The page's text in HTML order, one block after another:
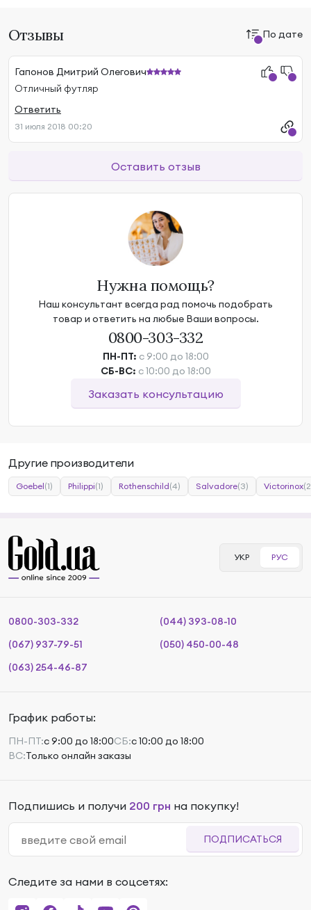
Отзывы По дате
Гапонов Дмитрий Олегович
Отличный футляр
Ответить
31 июля 2018 00:20
Оставить отзыв
Нужна помощь?
Наш консультант всегда рад помочь подобрать
товар и ответить на любые Ваши вопросы.
0800-303-332
ПН-ПТ: с 9:00 до 18:00
СБ-ВС: с 10:00 до 18:00
Заказать консультацию
Другие производители
Goebel(1) Philippi(1) Rothenschild(4) Salvadore(3) Victorinox
УКР РУС
0800-303-332
(044) 393-08-10
(067) 937-79-51
(050) 450-00-48
(063) 254-46-87
График работы:
ПН-ПТ:с 9:00 до 18:00СБ:с 10:00 до 18:00
ВС:Только онлайн заказы
Подпишись и получи 200 грн на покупку!
ПОДПИСАТЬСЯ
Следите за нами в соцсетях: